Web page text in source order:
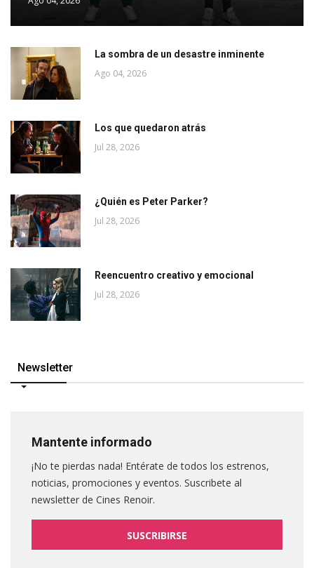
La sombra de un desastre inminente
Ago 04, 2026
Los que quedaron atrás
Jul 28, 2026
¿Quién es Peter Parker?
Jul 28, 2026
Reencuentro creativo y emocional
Jul 28, 2026
Newsletter
Mantente informado
¡No te pierdas nada! Entérate de todos los estrenos,
noticias, promociones y eventos. Suscribete al
newsletter de Cines Renoir.
SUSCRIBIRSE